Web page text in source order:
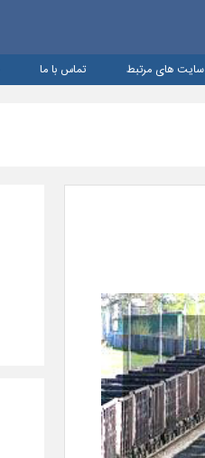
سایت های مرتبط تماس با ما